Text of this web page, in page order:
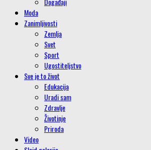
Moda
Zanimljivosti
Zemlja
Svet
Sport
Ugostiteljstvo
Sve je to život
Edukacija
Uradi sam
Zdravlje
Životinje
Priroda
Video